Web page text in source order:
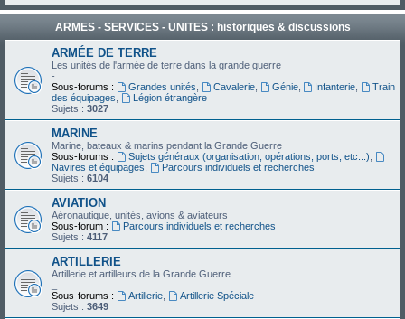
ARMES - SERVICES - UNITES : historiques & discussions
ARMÉE DE TERRE
Les unités de l'armée de terre dans la grande guerre
-
Sous-forums :
Grandes unités Cavalerie, Génie, Infanterie
Train
des équipages
Légion étrangère
Sujets : 3027
MARINE
Marine, bateaux & marins pendant la Grande Guerre
Sous-forums :
Sujets généraux (organisation, opérations, ports, etc...)
Navires et équipages
Parcours individuels et recherches
Sujets : 6104
AVIATION
Aéronautique, unités, avions & aviateurs
Sous-forum :
Parcours individuels et recherches
Sujets : 4117
ARTILLERIE
Artillerie et artilleurs de la Grande Guerre
Sous-forums :
Artillerie,
Artillerie Spéciale
Sujets : 3649